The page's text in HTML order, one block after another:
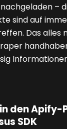
–
sind auf
Das alles
den Apify-
SDK